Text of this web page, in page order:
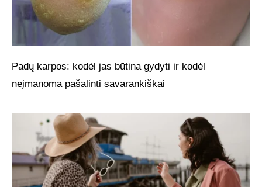
Padų karpos: kodėl jas būtina gydyti ir kodėl
neįmanoma pašalinti savarankiškai